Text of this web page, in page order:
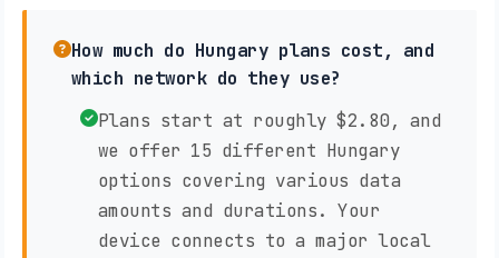
How much do Hungary plans cost, and
which network do they use?
Plans start at roughly $2.80, and
we offer 15 different Hungary
options covering various data
amounts and durations. Your
device connects to a major local